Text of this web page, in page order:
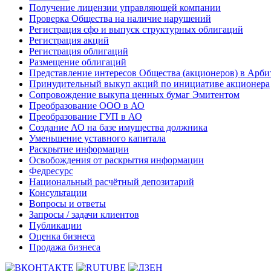
Получение лицензии управляющей компании
Проверка Общества на наличие нарушений
Регистрация сфо и выпуск структурных облигаций
Регистрация акций
Регистрация облигаций
Размещение облигаций
Представление интересов Общества (акционеров) в
Принудительный выкуп акций по инициативе акционера
Сопровождение выкупа ценных бумаг Эмитентом
Преобразование ООО в АО
Преобразование ГУП в АО
Создание АО на базе имущества должника
Уменьшение уставного капитала
Раскрытие информации
Освобождения от раскрытия информации
Федресурс
Национальный расчётный депозитарий
Консультации
Вопросы и ответы
Запросы / задачи клиентов
Публикации
Оценка бизнеса
Продажа бизнеса